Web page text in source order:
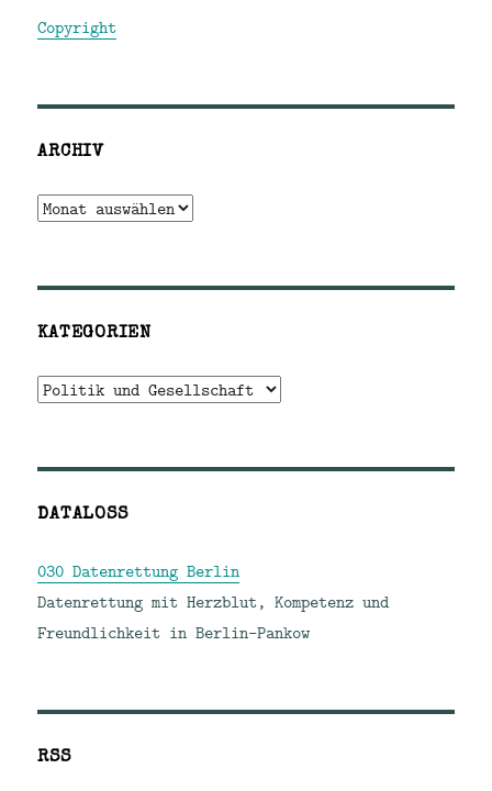
Copyright
ARCHIV
Archiv
KATEGORIEN
Kategorien
DATALOSS
030 Datenrettung Berlin
Datenrettung mit Herzblut, Kompetenz und
Freundlichkeit in Berlin-Pankow
RSS